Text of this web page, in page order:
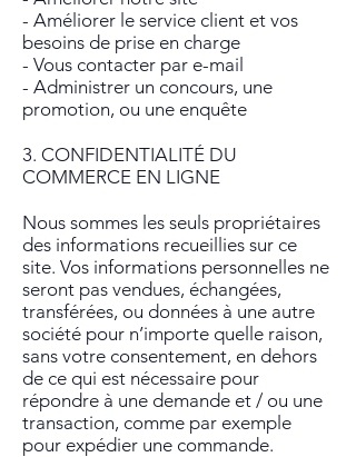
- Améliorer le service client et vos
besoins de prise en charge
- Vous contacter par e-mail
- Administrer un concours, une
promotion, ou une enquête
3. CONFIDENTIALITÉ DU
COMMERCE EN LIGNE
Nous sommes les seuls propriétaires
des informations recueillies sur ce
site. Vos informations personnelles ne
seront pas vendues, échangées,
transférées, ou données à une autre
société pour n’importe quelle raison,
sans votre consentement, en dehors
de ce qui est nécessaire pour
répondre à une demande et / ou une
transaction, comme par exemple
pour expédier une commande.